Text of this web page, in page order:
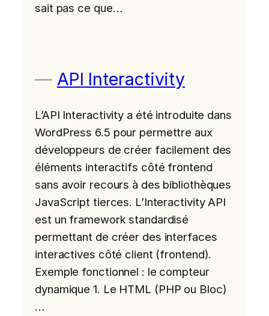
sait pas ce que…
API Interactivity
L’API Interactivity a été introduite dans
WordPress 6.5 pour permettre aux
développeurs de créer facilement des
éléments interactifs côté frontend
sans avoir recours à des bibliothèques
JavaScript tierces. L’Interactivity API
est un framework standardisé
permettant de créer des interfaces
interactives côté client (frontend).
Exemple fonctionnel : le compteur
dynamique 1. Le HTML (PHP ou Bloc)
…